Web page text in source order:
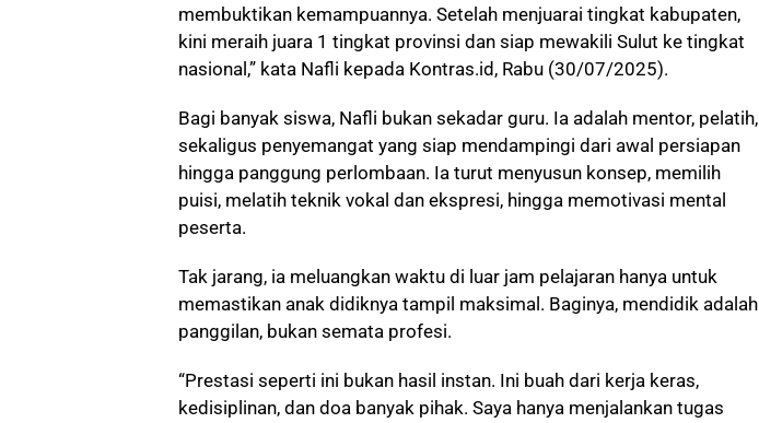
membuktikan kemampuannya. Setelah menjuarai tingkat kabupaten,
kini meraih juara 1 tingkat provinsi dan siap mewakili Sulut ke tingkat
nasional,” kata Nafli kepada Kontras.id, Rabu (30/07/2025).
Bagi banyak siswa, Nafli bukan sekadar guru. Ia adalah mentor, pelatih,
sekaligus penyemangat yang siap mendampingi dari awal persiapan
hingga panggung perlombaan. Ia turut menyusun konsep, memilih
puisi, melatih teknik vokal dan ekspresi, hingga memotivasi mental
peserta.
Tak jarang, ia meluangkan waktu di luar jam pelajaran hanya untuk
memastikan anak didiknya tampil maksimal. Baginya, mendidik adalah
panggilan, bukan semata profesi.
“Prestasi seperti ini bukan hasil instan. Ini buah dari kerja keras,
kedisiplinan, dan doa banyak pihak. Saya hanya menjalankan tugas